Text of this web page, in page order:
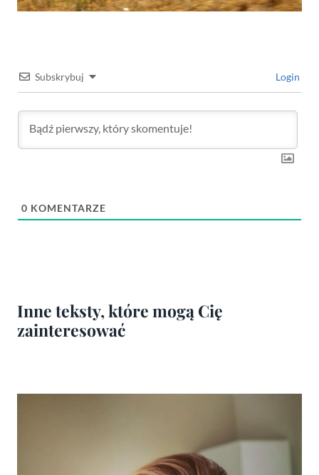
Subskrybuj Login
0 KOMENTARZE
Inne teksty, które mogą Cię
zainteresować